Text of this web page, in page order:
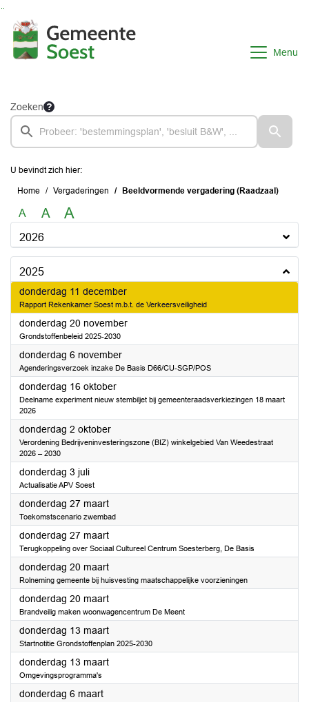
Menu
Zoeken
U bevindt zich hier:
Home Vergaderingen Beeldvormende vergadering (Raadzaal)
A A A
2026
2025
donderdag 11 december2025
Rapport Rekenkamer Soest m.b.t. de Verkeersveiligheid
donderdag 20 november2025
Grondstoffenbeleid 2025-2030
donderdag 6 november2025
Agenderingsverzoek inzake De Basis D66/CU-SGP/POS
donderdag 16 oktober2025
Deelname experiment nieuw stembiljet bij gemeenteraadsverkiezingen 18 maart
2026
donderdag 2 oktober2025
Verordening Bedrijveninvesteringszone (BIZ) winkelgebied Van Weedestraat
2026 – 2030
donderdag 3 juli2025
Actualisatie APV Soest
donderdag 27 maart2025
Toekomstscenario zwembad
donderdag 27 maart2025
Terugkoppeling over Sociaal Cultureel Centrum Soesterberg, De Basis
donderdag 20 maart2025
Rolneming gemeente bij huisvesting maatschappelijke voorzieningen
donderdag 20 maart2025
Brandveilig maken woonwagencentrum De Meent
donderdag 13 maart2025
Startnotitie Grondstoffenplan 2025-2030
donderdag 13 maart2025
Omgevingsprogramma's
donderdag 6 maart2025